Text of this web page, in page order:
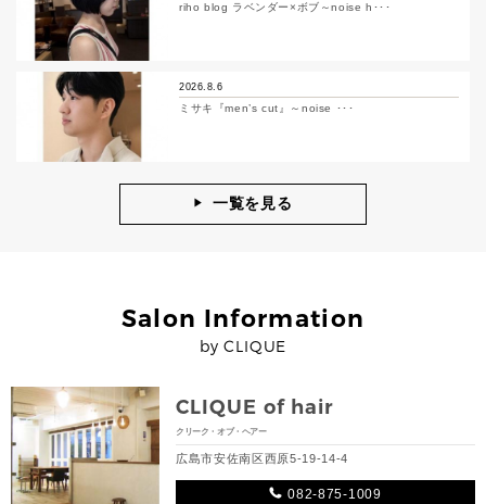
riho blog ラベンダー×ボブ～noise h･･･
2026.8.6
ミサキ『men’s cut』～noise ･･･
一覧を見る
Salon Information
by CLIQUE
CLIQUE of hair
クリーク・オブ・ヘアー
広島市安佐南区西原5-19-14-4
082-875-1009